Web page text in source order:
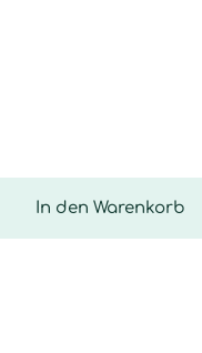
In den Warenkorb